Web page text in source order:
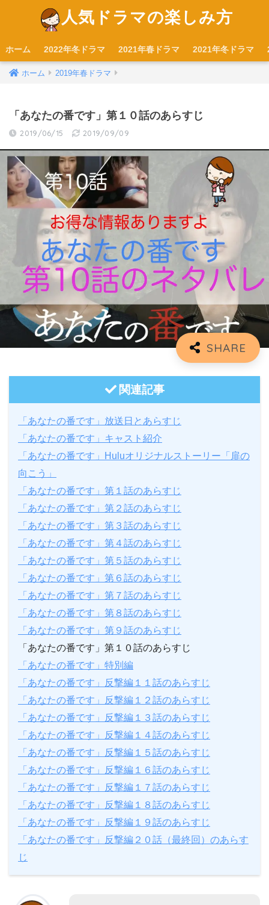
人気ドラマの楽しみ方
ホーム 2022年冬ドラマ 2021年春ドラマ 2021年冬ドラマ
ホーム 2019年春ドラマ
「あなたの番です」第１０話のあらすじ
2019/06/15 2019/09/09
関連記事
「あなたの番です」放送日とあらすじ
「あなたの番です」キャスト紹介
「あなたの番です」Huluオリジナルストーリー「扉の
向こう」
「あなたの番です」第１話のあらすじ
「あなたの番です」第２話のあらすじ
「あなたの番です」第３話のあらすじ
「あなたの番です」第４話のあらすじ
「あなたの番です」第５話のあらすじ
「あなたの番です」第６話のあらすじ
「あなたの番です」第７話のあらすじ
「あなたの番です」第８話のあらすじ
「あなたの番です」第９話のあらすじ
「あなたの番です」第１０話のあらすじ
「あなたの番です」特別編
「あなたの番です」反撃編１１話のあらすじ
「あなたの番です」反撃編１２話のあらすじ
「あなたの番です」反撃編１３話のあらすじ
「あなたの番です」反撃編１４話のあらすじ
「あなたの番です」反撃編１５話のあらすじ
「あなたの番です」反撃編１６話のあらすじ
「あなたの番です」反撃編１７話のあらすじ
「あなたの番です」反撃編１８話のあらすじ
「あなたの番です」反撃編１９話のあらすじ
「あなたの番です」反撃編２０話（最終回）のあらす
じ